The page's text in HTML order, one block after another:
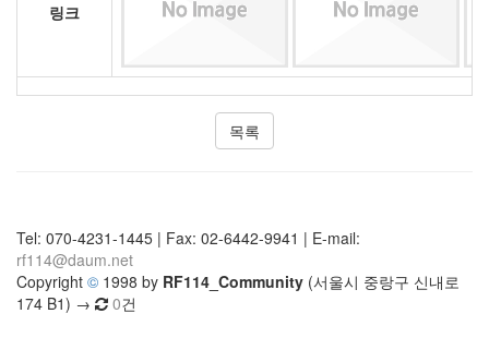
링크
목록
Tel: 070-4231-1445 | Fax: 02-6442-9941 | E-mail:
rf114@daum.net
Copyright © 1998 by RF114_Community (서울시 중랑구 신내로
174 B1) →
0건